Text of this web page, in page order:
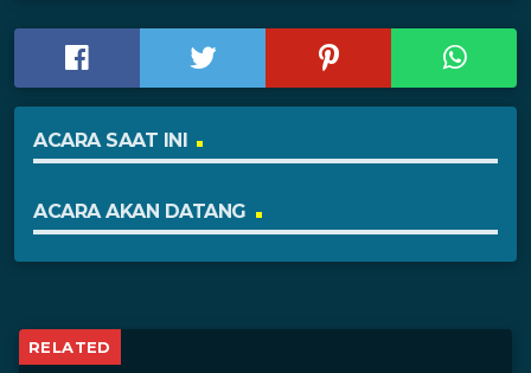
ACARA SAAT INI
ACARA AKAN DATANG
RELATED